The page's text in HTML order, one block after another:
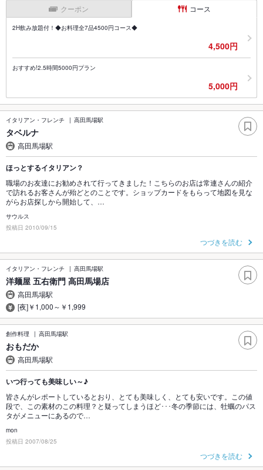
クーポン コース
2H飲み放題付！◆お料理全7品4500円コース◆
4,500円
おすすめ!2.5時間5000円プラン
5,000円
イタリアン・フレンチ 高田馬場駅
タベルナ
高田馬場駅
ほっとするイタリアン？
職場のお友達にお勧めされて行ってきました！こちらのお店は常連さんの紹介
で訪れるお客さんが殆どとのことです。ショップカードをもらって地図を見な
がらお店探しから開始して、…
サウルス
投稿日 2010/09/15
つづきを読む
イタリアン・フレンチ 高田馬場駅
洋麺屋 五右衛門 高田馬場店
高田馬場駅
[夜]￥1,000～￥1,999
創作料理 高田馬場駅
おもだか
高田馬場駅
いつ行っても美味しい～♪
皆さんがレポートしているとおり、とても美味しく、とても安いです。この値
段で、この素材のこの料理？と疑ってしまうほど･･･冬の季節には、牡蠣のパス
タがメニューにあるので…
mon
投稿日 2007/08/25
つづきを読む